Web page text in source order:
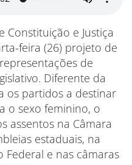
Constituição e Justiça
feira (26) projeto de
de
Diferente da
os partidos a destinar
o sexo feminino, o
assentos na Câmara
estaduais, na
Federal e nas câmaras